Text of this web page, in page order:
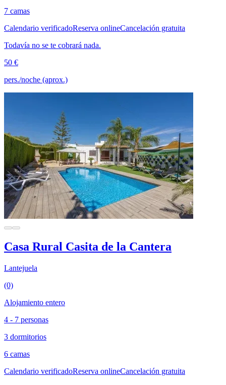
7 camas
Calendario verificadoReserva onlineCancelación gratuita
Todavía no se te cobrará nada.
50 €
pers./noche (aprox.)
Casa Rural Casita de la Cantera
Lantejuela
(0)
Alojamiento entero
4 - 7 personas
3 dormitorios
6 camas
Calendario verificadoReserva onlineCancelación gratuita